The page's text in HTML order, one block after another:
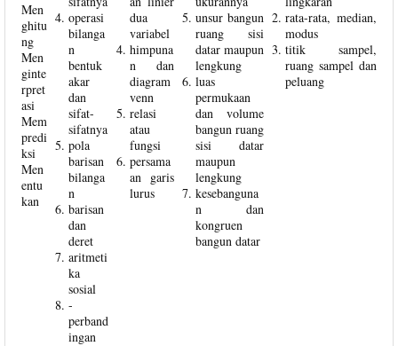
Men
ghitu
ng
Men
ginte
rpret
asi
Mem
predi
ksi
Men
entu
kan
operasi
bilanga
n
bentuk
akar
dan
sifat-
sifatnya
pola
barisan
bilanga
n
barisan
dan
deret
aritmeti
ka
sosial
-
perband
ingan
dua
variabel
himpuna
n dan
diagram
venn
relasi
atau
fungsi
persama
an garis
lurus
unsur bangun
ruang sisi
datar maupun
lengkung
luas
permukaan
dan volume
bangun ruang
sisi datar
maupun
lengkung
kesebanguna
n dan
kongruen
bangun datar
rata-rata, median,
modus
titik sampel,
ruang sampel dan
peluang